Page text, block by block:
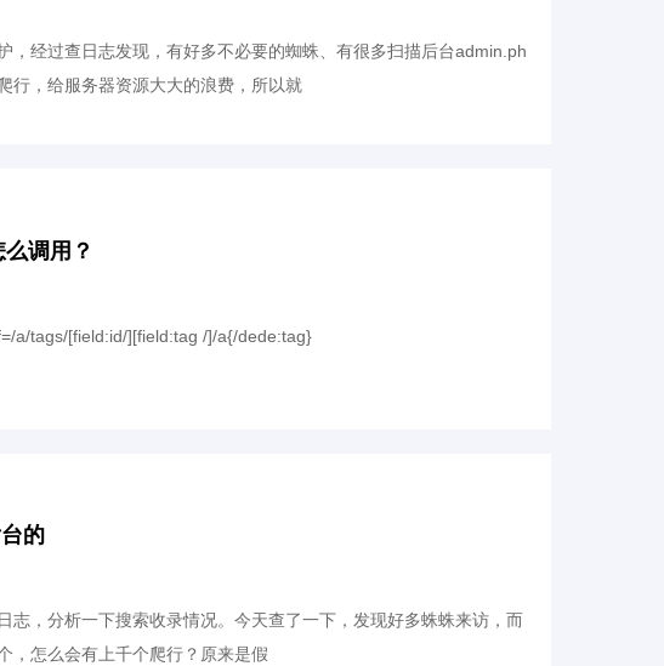
，经过查日志发现，有好多不必要的蜘蛛、有很多扫描后台admin.ph
行，给服务器资源大大的浪费，所以就
调用？
a/tags/[field:id/][field:tag /]/a{/dede:tag}
的
志，分析一下搜索收录情况。今天查了一下，发现好多蛛蛛来访，而
，怎么会有上千个爬行？原来是假